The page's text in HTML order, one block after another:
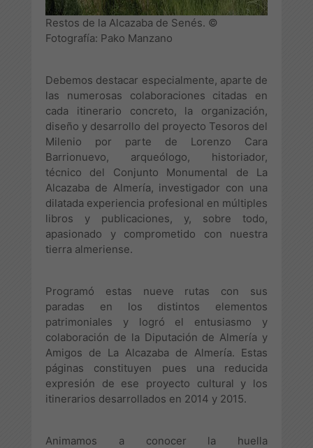
Restos de la Alcazaba de Senés. ©
Fotografía: Pako Manzano
Debemos destacar especialmente, aparte de
las numerosas colaboraciones citadas en
cada itinerario concreto, la organización,
diseño y desarrollo del proyecto Tesoros del
Milenio por parte de Lorenzo Cara
Barrionuevo, arqueólogo, historiador,
técnico del Conjunto Monumental de La
Alcazaba de Almería, investigador con una
dilatada experiencia profesional en múltiples
libros y publicaciones, y, sobre todo,
apasionado y comprometido con nuestra
tierra almeriense.
Programó estas nueve rutas con sus
paradas en los distintos elementos
patrimoniales y logró el entusiasmo y
colaboración de la Diputación de Almería y
Amigos de La Alcazaba de Almería. Estas
páginas constituyen pues una reducida
expresión de ese proyecto cultural y los
itinerarios desarrollados en 2014 y 2015.
Animamos a conocer la huella